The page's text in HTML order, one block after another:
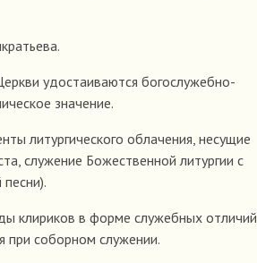
удостаиваются богослужебно-
значение.
литургического облачения, несущие
служение Божественной литургии с
клириков в форме служебных отличий
при соборном служении.